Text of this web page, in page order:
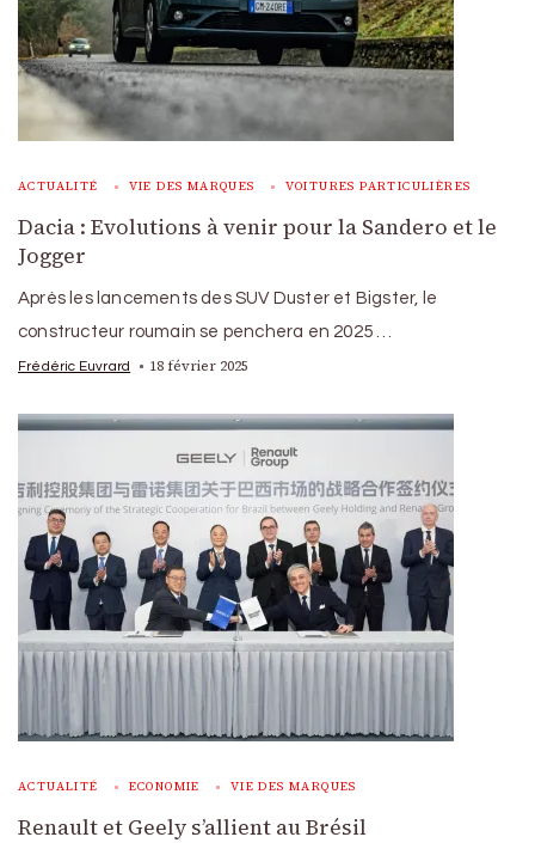
ACTUALITÉ VIE DES MARQUES VOITURES PARTICULIÈRES
Dacia : Evolutions à venir pour la Sandero et le
Jogger
Après les lancements des SUV Duster et Bigster, le
constructeur roumain se penchera en 2025 …
Frédéric Euvrard 18 février 2025
ACTUALITÉ ECONOMIE VIE DES MARQUES
Renault et Geely s’allient au Brésil